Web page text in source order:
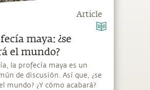
Article
maya: ¿se
el mundo?
la profecía maya es un
de discusión. Así que, ¿se
mundo? ¿Y cómo acabará?